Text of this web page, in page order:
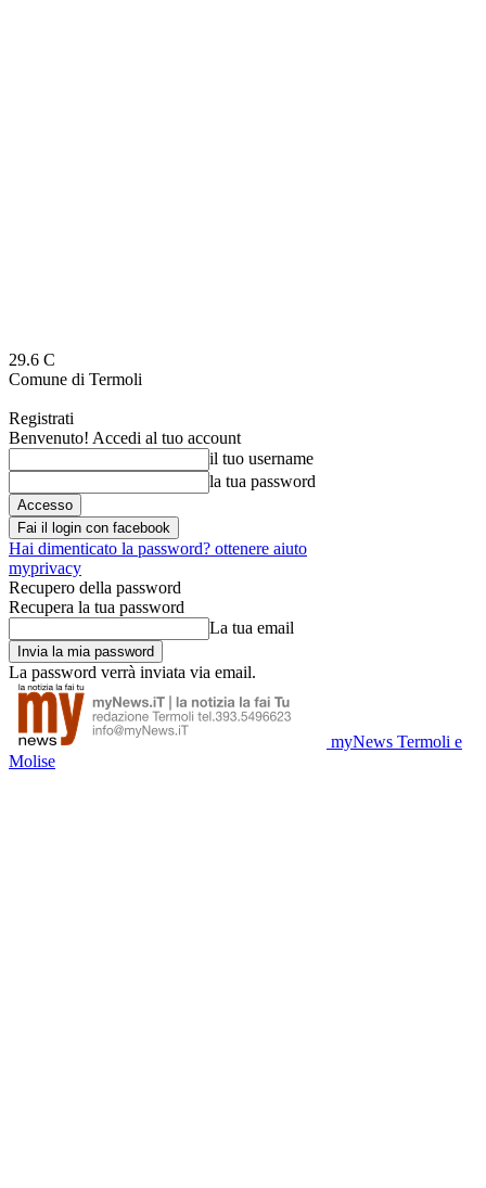
29.6 C
Comune di Termoli
Registrati
Benvenuto! Accedi al tuo account
il tuo username
la tua password
Fai il login con facebook
Hai dimenticato la password? ottenere aiuto
myprivacy
Recupero della password
Recupera la tua password
La tua email
La password verrà inviata via email.
myNews Termoli e
Molise